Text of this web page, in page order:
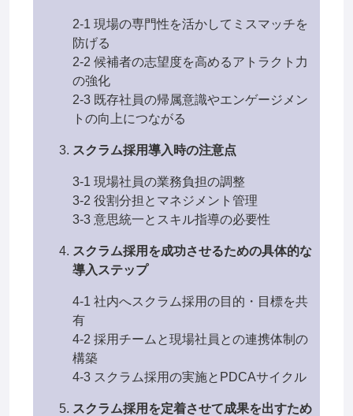
2-1 現場の専門性を活かしてミスマッチを
防げる
2-2 候補者の志望度を高めるアトラクト力
の強化
2-3 既存社員の帰属意識やエンゲージメン
トの向上につながる
スクラム採用導入時の注意点
3-1 現場社員の業務負担の調整
3-2 役割分担とマネジメント管理
3-3 意思統一とスキル指導の必要性
スクラム採用を成功させるための具体的な
導入ステップ
4-1 社内へスクラム採用の目的・目標を共
有
4-2 採用チームと現場社員との連携体制の
構築
4-3 スクラム採用の実施とPDCAサイクル
スクラム採用を定着させて成果を出すため